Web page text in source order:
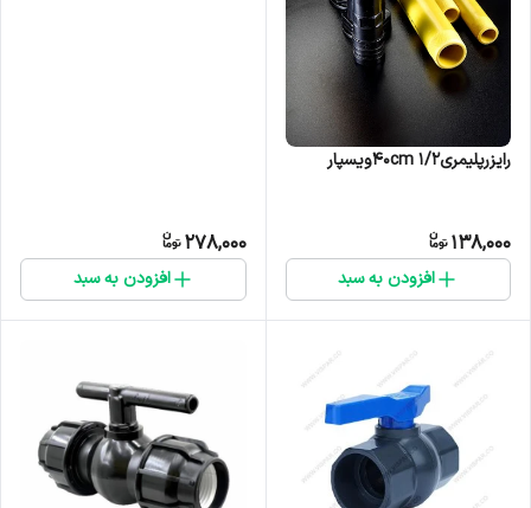
رایزرپلیمری۱/۲ ۴۰cmویسپار
138,000
افزودن به سبد
278,000
افزودن به سبد